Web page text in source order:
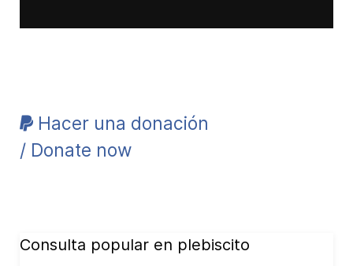
Hacer una donación
/ Donate now
Consulta popular en plebiscito